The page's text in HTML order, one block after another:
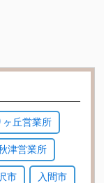
ヶ丘営業所
津営業所
市 入間市